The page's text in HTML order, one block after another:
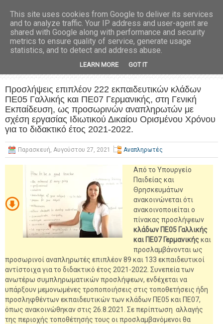
Προσλήψεις επιπλέον 222 εκπαιδευτικών κλάδων
ΠΕ05 Γαλλικής και ΠΕ07 Γερμανικής, στη Γενική
Εκπαίδευση, ως προσωρινών αναπληρωτών με
σχέση εργασίας Ιδιωτικού Δικαίου Ορισμένου Χρόνου
για το διδακτικό έτος 2021-2022.
Παρασκευή, Αυγούστου 27, 2021 Αναπληρωτές
Από το Υπουργείο
Παιδείας και
Θρησκευμάτων
ανακοινώνεται ότι
ανακοινοποιείται ο
πίνακας προσλήψεων
κλάδων ΠΕ05 Γαλλικής
και ΠΕ07 Γερμανικήςκαι
προσλαμβάνονται ως
προσωρινοί αναπληρωτές επιπλέον 89 και 133 εκπαιδευτικοί
αντίστοιχα για το διδακτικό έτος 2021-2022. Συνεπεία των
ανωτέρω συμπληρωματικών προσλήψεων, ενδέχεται να
υπάρξουν μεμονωμένες τροποποιήσεις στις τοποθετήσεις ήδη
προσληφθέντων εκπαιδευτικών των κλάδων ΠΕ05 και ΠΕ07,
όπως ανακοινώθηκαν στις 26.8.2021. Σε περίπτωση αλλαγής
της περιοχής τοποθέτησής τους οι προσλαμβανόμενοι θα
This site uses cookies from Google to deliver its services
and to analyze traffic. Your IP address and user-agent are
shared with Google along with performance and security
metrics to ensure quality of service, generate usage
statistics, and to detect and address abuse.
LEARN MORE GOT IT